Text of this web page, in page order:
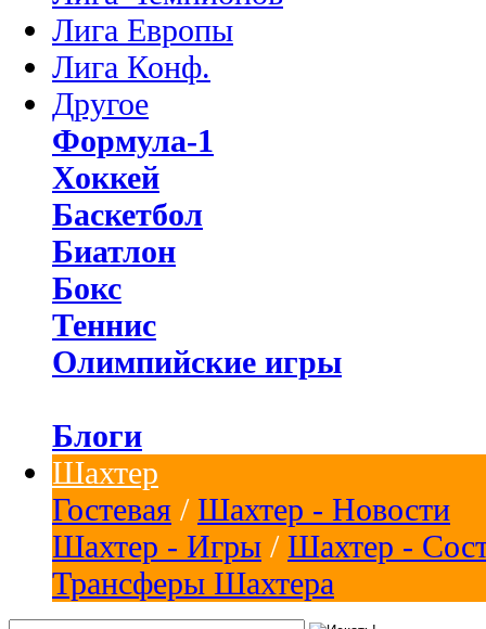
Лига Европы
Лига Конф.
Другое
Формула-1
Хоккей
Баскетбол
Биатлон
Бокс
Теннис
Олимпийские игры
Блоги
Шахтер
Гостевая / Шахтер - Новости
Шахтер - Игры / Шахтер -
Трансферы Шахтера